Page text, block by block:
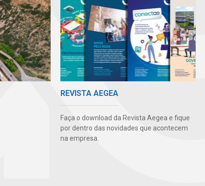
REVISTA AEGEA
Faça o download da Revista Aegea e fique
por dentro das novidades que acontecem
na empresa.